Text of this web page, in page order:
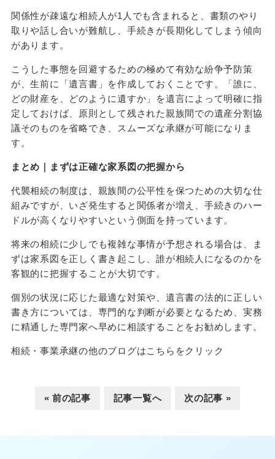
関係性が疎遠な相続人が1人でも含まれると、書類のやり
取りや話し合いが難航し、手続きが長期化してしまう傾向
があります。
こうした事態を回避するための極めて有効な紛争予防策
が、生前に「遺言書」を作成しておくことです。「誰に、
どの財産を、どのように遺すか」を遺言によって明確に指
定しておけば、原則として残された親族間での遺産分割協
議そのものを省略でき、スムーズな承継が可能になりま
す。
まとめ｜まずは正確な家系図の把握から
代襲相続の制度は、親族間の公平性を保つための大切な仕
組みですが、いざ発生すると関係者が増え、手続きのハー
ドルが高くなりやすいという側面を持っています。
将来の相続に少しでも複雑な事情が予想される場合は、ま
ずは家系図を正しく書き起こし、誰が相続人になるのかを
客観的に把握することが大切です。
個別の状況に応じた最適な対策や、遺言書の法的に正しい
書き方については、専門的な判断が必要となるため、実務
に精通した専門家へ早めに相談することをお勧めします。
相続・事業承継の他のブログはこちらをクリック
« 前の記事 記事一覧へ 次の記事 »